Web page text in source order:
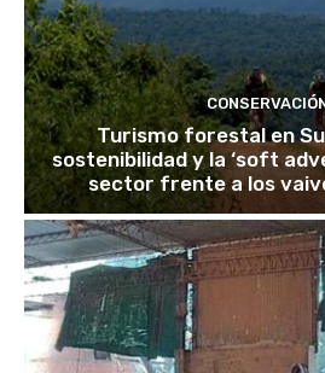
Turismo forestal en
sostenibilidad y la ‘soft
sector frente a los